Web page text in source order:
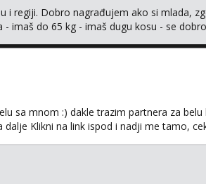
i regiji. Dobro nagrađujem ako si mlada,
- imaš do 65 kg - imaš dugu kosu - se
sa mnom :) dakle trazim partnera za belu
Klikni na link ispod i nadji me tamo,